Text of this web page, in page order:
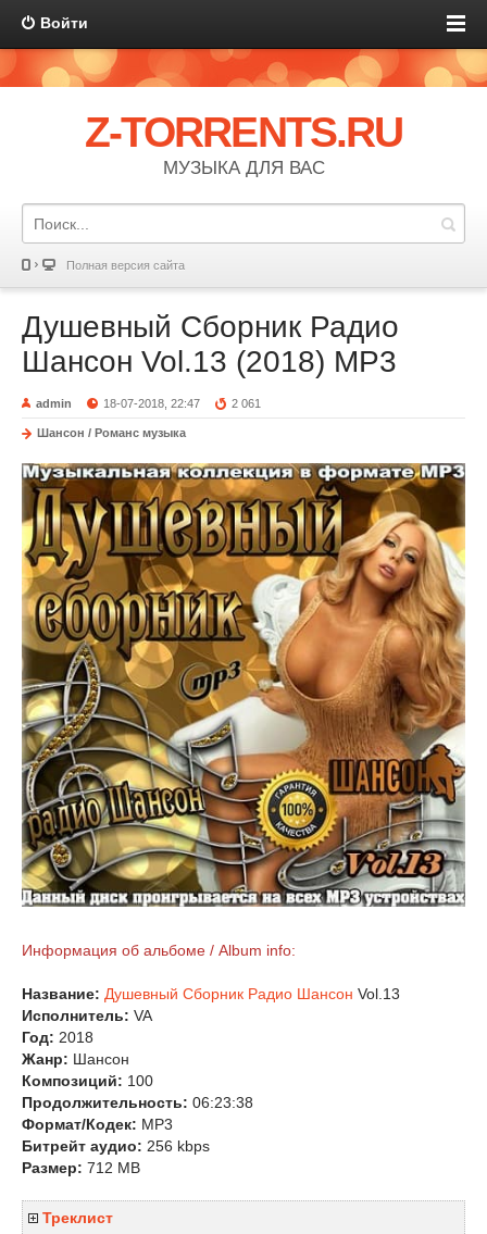
Войти
Z-TORRENTS.RU
МУЗЫКА ДЛЯ ВАС
Полная версия сайта
Душевный Сборник Радио
Шансон Vol.13 (2018) MP3
admin 18-07-2018, 22:47 2 061
Шансон / Романс музыка
Информация об альбоме / Album info:
Название: Душевный Сборник Радио Шансон Vol.13
Исполнитель: VA
Год: 2018
Жанр: Шансон
Композиций: 100
Продолжительность: 06:23:38
Формат/Кодек: MP3
Битрейт аудио: 256 kbps
Размер: 712 MB
Треклист